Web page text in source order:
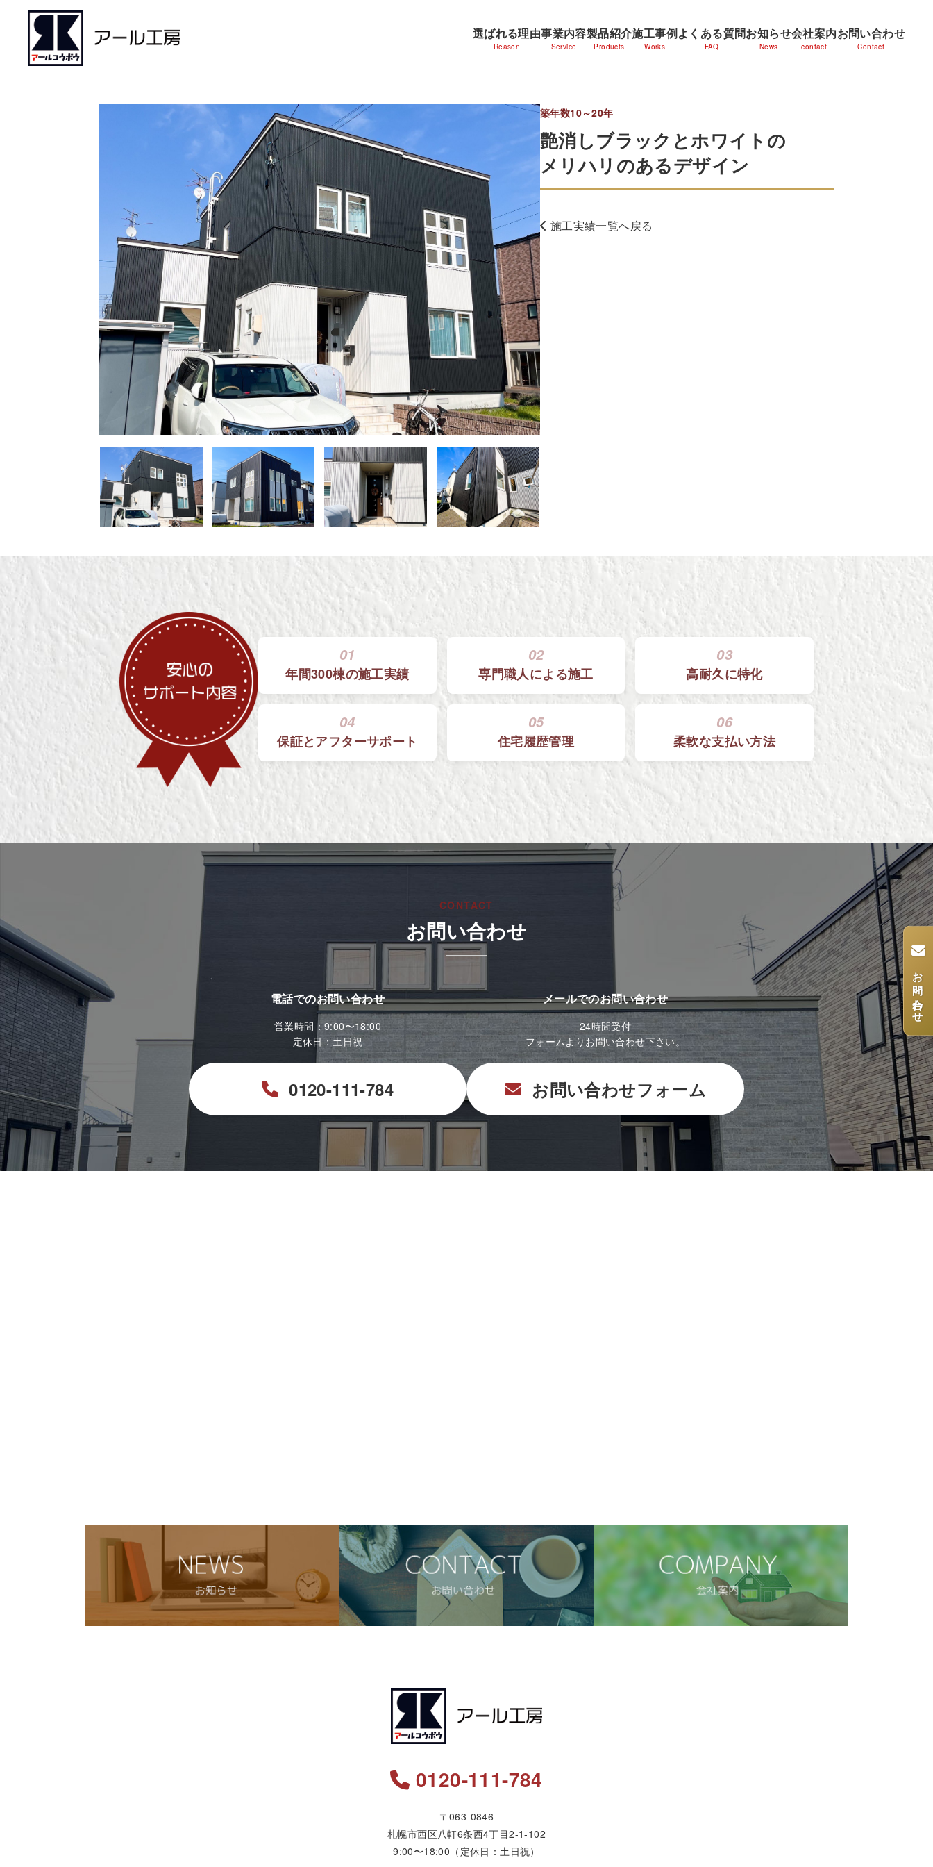
選ばれる理由
Reason
事業内容
Service
製品紹介
Products
施工事例
Works
よくある質問
FAQ
お知らせ
News
会社案内
contact
お問い合わせ
Contact
築年数10～20年
艶消しブラックとホワイトの
メリハリのあるデザイン
施工実績一覧へ戻る
01
年間300棟の施工実績
02
専門職人による施工
03
高耐久に特化
04
保証とアフターサポート
05
住宅履歴管理
06
柔軟な支払い方法
CONTACT
お問い合わせ
電話でのお問い合わせ
営業時間：9:00〜18:00
定休日：土日祝
0120-111-784
メールでのお問い合わせ
24時間受付
フォームよりお問い合わせ下さい。
お問い合わせフォーム
0120-111-784
〒063-0846
札幌市西区八軒6条西4丁目2-1-102
9:00〜18:00（定休日：土日祝）
お問い合わせ